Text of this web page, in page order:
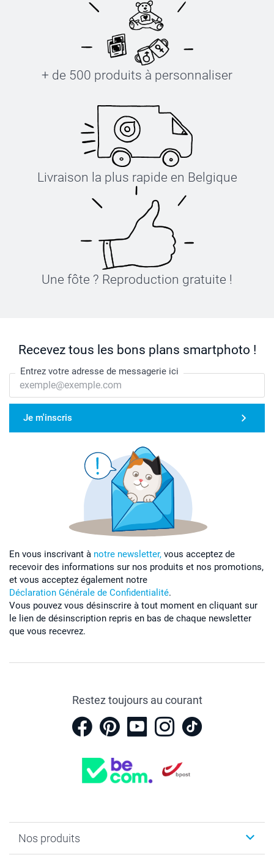
+ de 500 produits à personnaliser
Livraison la plus rapide en Belgique
Une fôte ? Reproduction gratuite !
Recevez tous les bons plans smartphoto !
Entrez votre adresse de messagerie ici
Je m'inscris
En vous inscrivant à notre newsletter, vous acceptez de
recevoir des informations sur nos produits et nos promotions,
et vous acceptez également notre
Déclaration Générale de Confidentialité.
Vous pouvez vous désinscrire à tout moment en cliquant sur
le lien de désinscription repris en bas de chaque newsletter
que vous recevrez.
Restez toujours au courant
Nos produits